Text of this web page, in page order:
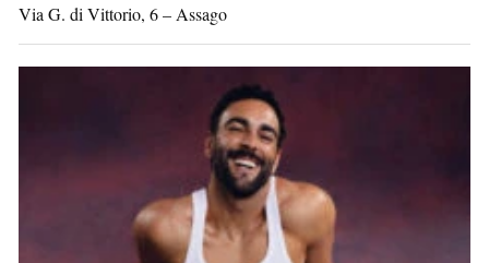
Via G. di Vittorio, 6– Assago